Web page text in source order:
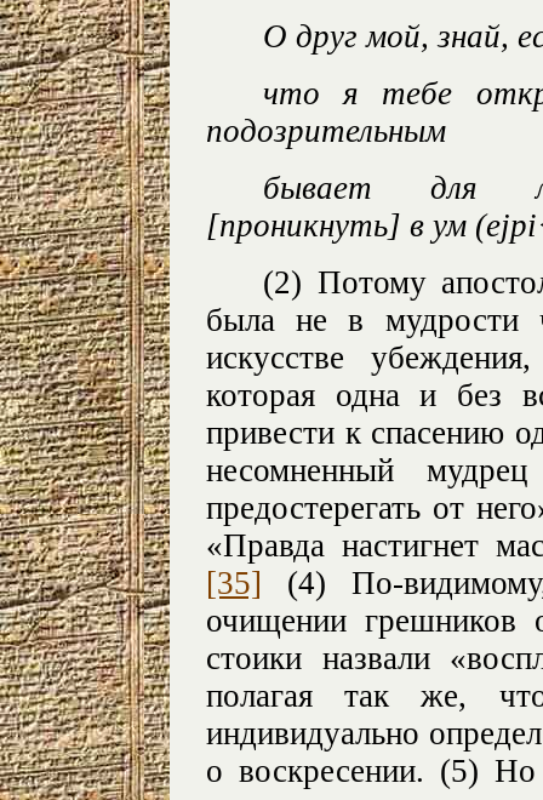
О друг мой, знай,
что я тебе
подозрительным
бывает для
[проникнуть] в ум (
(2) Потому
была не в мудрости
искусстве
которая одна и без
привести к спасению
несомненный
предостерегать от
«Правда настигнет
[35] (4) По-
очищении грешников
стоики назвали
полагая так же,
индивидуально
о воскресении. (5)